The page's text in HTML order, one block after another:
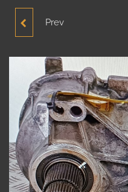
HYUNDAİ ACCENT
KELEBEĞİ 2000-2003
ORJİNAL ÇIKMA YEDEK
PARÇA
Prev